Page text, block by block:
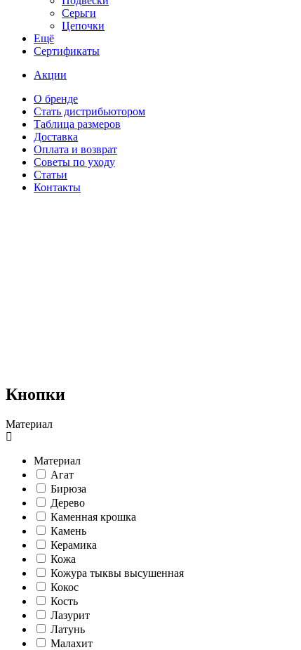
Серьги
Цепочки
Ещё
Сертификаты
Акции
О бренде
Стать дистрибьютором
Таблица размеров
Доставка
Оплата и возврат
Советы по уходу
Статьи
Контакты
Кнопки
Материал
Материал
Агат
Бирюза
Дерево
Каменная крошка
Камень
Керамика
Кожа
Кожура тыквы высушенная
Кокос
Кость
Лазурит
Латунь
Малахит